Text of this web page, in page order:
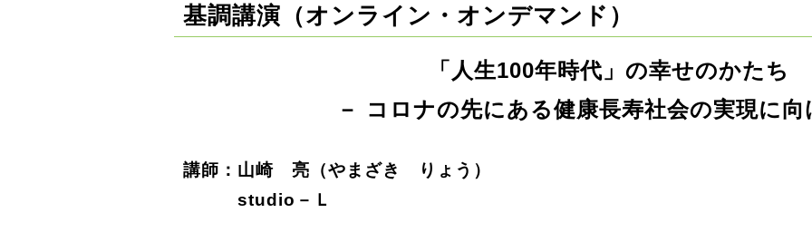
基調講演（オンライン・オンデマンド）
「人生100年時代」の幸せのかたち
－ コロナの先にある健康長寿社会の実現に
講師：山崎 亮（やまざき りょう）
studio－Ｌ